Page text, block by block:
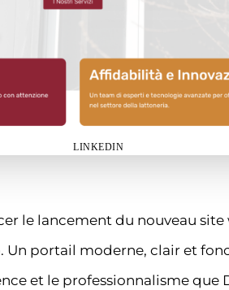
LINKEDIN
le lancement du nouveau site
Un portail moderne, clair et
et le professionnalisme que